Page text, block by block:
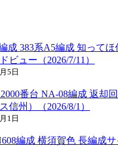
成 383系A5編成 知って
ビュー（2026/7/11）
5日
番台 NA-08編成 返却
信州）（2026/8/1）
1日
編成 横須賀色 長編成